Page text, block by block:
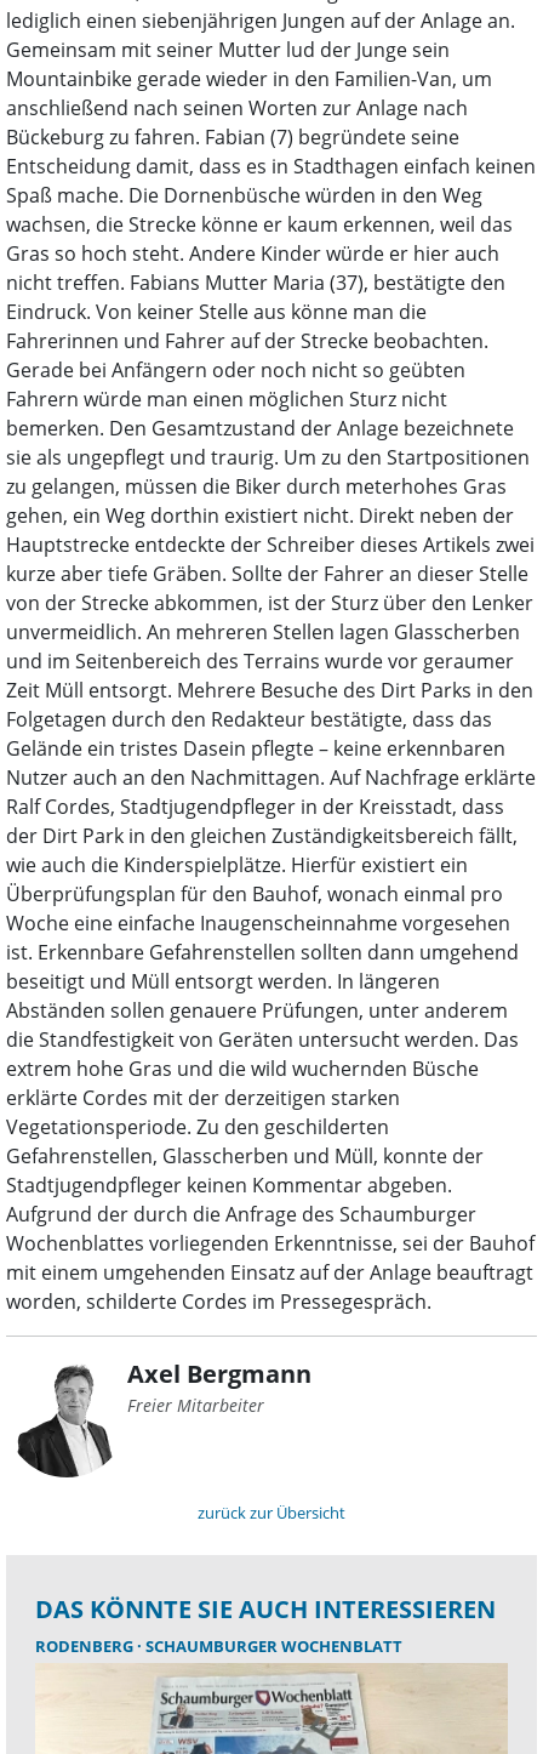
lediglich einen siebenjährigen Jungen auf der Anlage an.
Gemeinsam mit seiner Mutter lud der Junge sein
Mountainbike gerade wieder in den Familien-Van, um
anschließend nach seinen Worten zur Anlage nach
Bückeburg zu fahren. Fabian (7) begründete seine
Entscheidung damit, dass es in Stadthagen einfach keinen
Spaß mache. Die Dornenbüsche würden in den Weg
wachsen, die Strecke könne er kaum erkennen, weil das
Gras so hoch steht. Andere Kinder würde er hier auch
nicht treffen. Fabians Mutter Maria (37), bestätigte den
Eindruck. Von keiner Stelle aus könne man die
Fahrerinnen und Fahrer auf der Strecke beobachten.
Gerade bei Anfängern oder noch nicht so geübten
Fahrern würde man einen möglichen Sturz nicht
bemerken. Den Gesamtzustand der Anlage bezeichnete
sie als ungepflegt und traurig. Um zu den Startpositionen
zu gelangen, müssen die Biker durch meterhohes Gras
gehen, ein Weg dorthin existiert nicht. Direkt neben der
Hauptstrecke entdeckte der Schreiber dieses Artikels zwei
kurze aber tiefe Gräben. Sollte der Fahrer an dieser Stelle
von der Strecke abkommen, ist der Sturz über den Lenker
unvermeidlich. An mehreren Stellen lagen Glasscherben
und im Seitenbereich des Terrains wurde vor geraumer
Zeit Müll entsorgt. Mehrere Besuche des Dirt Parks in den
Folgetagen durch den Redakteur bestätigte, dass das
Gelände ein tristes Dasein pflegte – keine erkennbaren
Nutzer auch an den Nachmittagen. Auf Nachfrage erklärte
Ralf Cordes, Stadtjugendpfleger in der Kreisstadt, dass
der Dirt Park in den gleichen Zuständigkeitsbereich fällt,
wie auch die Kinderspielplätze. Hierfür existiert ein
Überprüfungsplan für den Bauhof, wonach einmal pro
Woche eine einfache Inaugenscheinnahme vorgesehen
ist. Erkennbare Gefahrenstellen sollten dann umgehend
beseitigt und Müll entsorgt werden. In längeren
Abständen sollen genauere Prüfungen, unter anderem
die Standfestigkeit von Geräten untersucht werden. Das
extrem hohe Gras und die wild wuchernden Büsche
erklärte Cordes mit der derzeitigen starken
Vegetationsperiode. Zu den geschilderten
Gefahrenstellen, Glasscherben und Müll, konnte der
Stadtjugendpfleger keinen Kommentar abgeben.
Aufgrund der durch die Anfrage des Schaumburger
Wochenblattes vorliegenden Erkenntnisse, sei der Bauhof
mit einem umgehenden Einsatz auf der Anlage beauftragt
worden, schilderte Cordes im Pressegespräch.
Axel Bergmann
Freier Mitarbeiter
zurück zur Übersicht
DAS KÖNNTE SIE AUCH INTERESSIEREN
RODENBERG SCHAUMBURGER WOCHENBLATT